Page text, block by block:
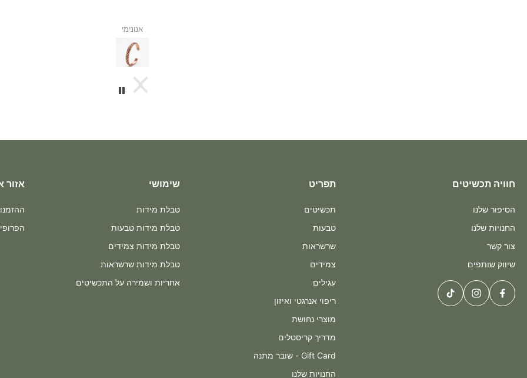
אנונימי
חוויה תכשיטים
הסיפור שלנו
החנויות שלנו
צור קשר
שיווק שותפים
תפריט
תכשיטים
טבעות
שרשראות
צמידים
עגילים
ריפוי אנרגטי ואיזון
מוצרי נחושת
מדריך קריסטלים
Gift Card - שובר מתנה
החנויות שלנו
שימושי
טבלת מידות
טבלת מידות טבעות
טבלת מידות צמידים
טבלת מידות שרשראות
אחריות ושמירה על התכשיטים
אזור